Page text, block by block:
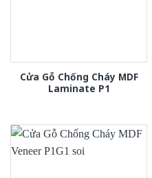
Cửa Gỗ Chống Cháy MDF
Laminate P1